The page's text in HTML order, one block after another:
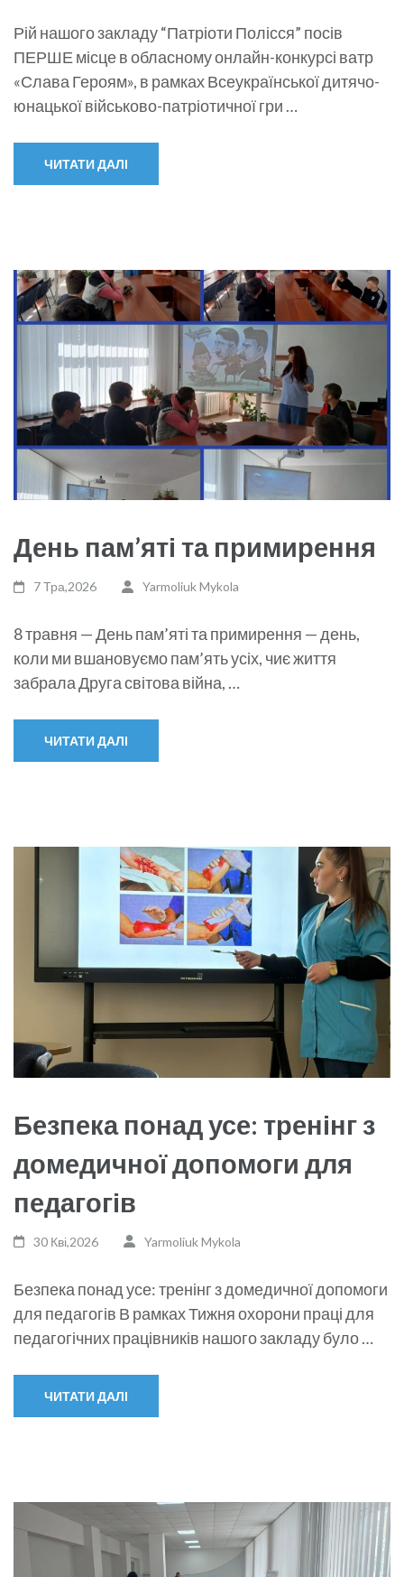
Рій нашого закладу “Патріоти Полісся” посів
ПЕРШЕ місце в обласному онлайн-конкурсі ватр
«Слава Героям», в рамках Всеукраїнської дитячо-
юнацької військово-патріотичної гри …
ЧИТАТИ ДАЛІ
День пам’яті та примирення
7 Тра,2026 Yarmoliuk Mykola
8 травня — День пам’яті та примирення — день,
коли ми вшановуємо пам’ять усіх, чиє життя
забрала Друга світова війна, …
ЧИТАТИ ДАЛІ
Безпека понад усе: тренінг з
домедичної допомоги для
педагогів
30 Кві,2026 Yarmoliuk Mykola
Безпека понад усе: тренінг з домедичної допомоги
для педагогів В рамках Тижня охорони праці для
педагогічних працівників нашого закладу було …
ЧИТАТИ ДАЛІ